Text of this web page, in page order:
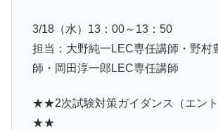
3/18（水）13：00～13：50
担当：大野純一LEC専任講師・野村
師・岡田淳一郎LEC専任講師
★★2次試験対策ガイダンス（エント
★★